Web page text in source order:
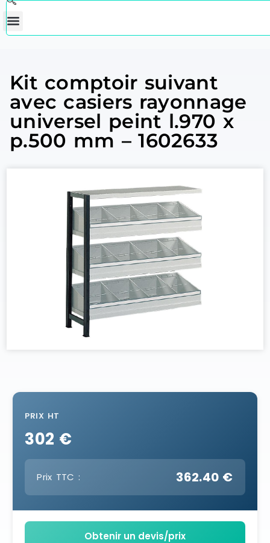
Kit comptoir suivant
avec casiers rayonnage
universel peint l.970 x
p.500 mm – 1602633
PRIX HT
302 €
Prix TTC : 362.40 €
Obtenir un devis/prix